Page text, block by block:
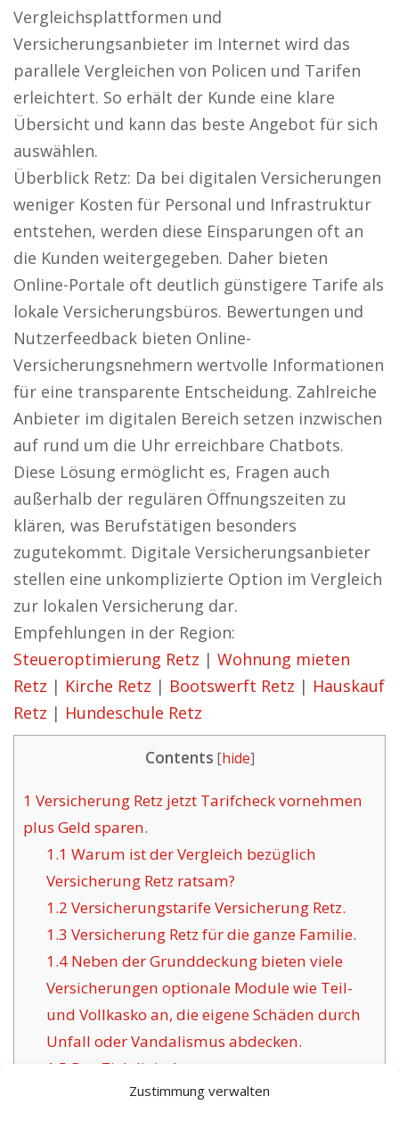
Zustimmung verwalten
Vergleichsplattformen und
Versicherungsanbieter im Internet wird das
parallele Vergleichen von Policen und Tarifen
erleichtert. So erhält der Kunde eine klare
Übersicht und kann das beste Angebot für sich
auswählen.
Überblick Retz: Da bei digitalen Versicherungen
weniger Kosten für Personal und Infrastruktur
entstehen, werden diese Einsparungen oft an
die Kunden weitergegeben. Daher bieten
Online-Portale oft deutlich günstigere Tarife als
lokale Versicherungsbüros. Bewertungen und
Nutzerfeedback bieten Online-
Versicherungsnehmern wertvolle Informationen
für eine transparente Entscheidung. Zahlreiche
Anbieter im digitalen Bereich setzen inzwischen
auf rund um die Uhr erreichbare Chatbots.
Diese Lösung ermöglicht es, Fragen auch
außerhalb der regulären Öffnungszeiten zu
klären, was Berufstätigen besonders
zugutekommt. Digitale Versicherungsanbieter
stellen eine unkomplizierte Option im Vergleich
zur lokalen Versicherung dar.
Empfehlungen in der Region:
Steueroptimierung Retz | Wohnung mieten
Retz | Kirche Retz | Bootswerft Retz | Hauskauf
Retz | Hundeschule Retz
Contents [hide]
1 Versicherung Retz jetzt Tarifcheck vornehmen
plus Geld sparen.
1.1 Warum ist der Vergleich bezüglich
Versicherung Retz ratsam?
1.2 Versicherungstarife Versicherung Retz.
1.3 Versicherung Retz für die ganze Familie.
1.4Neben der Grunddeckung bieten viele
Versicherungen optionale Module wie Teil-
und Vollkasko an, die eigene Schäden durch
Unfall oder Vandalismus abdecken.
1.5 Das Ziel digitaler
Versicherungsgesellschaften für Retz: